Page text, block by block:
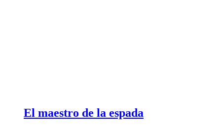
El maestro de la espada